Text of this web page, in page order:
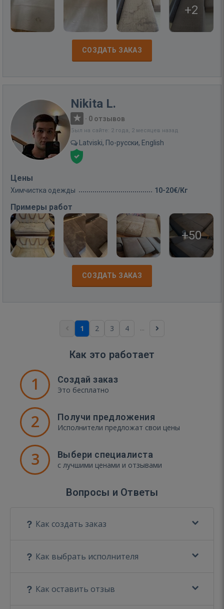
+2
СОЗДАТЬ ЗАКАЗ
Nikita L.
· 0 отзывов
Был на сайте: 2 года, 2 месяцев назад
Latviski, По-русски, English
Цены
Химчистка одежды 10-20€/Кг
Примеры работ
+50
СОЗДАТЬ ЗАКАЗ
1 2 3 4 ...
Как это работает
1 Создай заказ
Это бесплатно
2 Получи предложения
Исполнители предложат свои цены
3 Выбери специалиста
с лучшими ценами и отзывами
Вопросы и Ответы
Как создать заказ
Как выбрать исполнителя
Как оставить отзыв